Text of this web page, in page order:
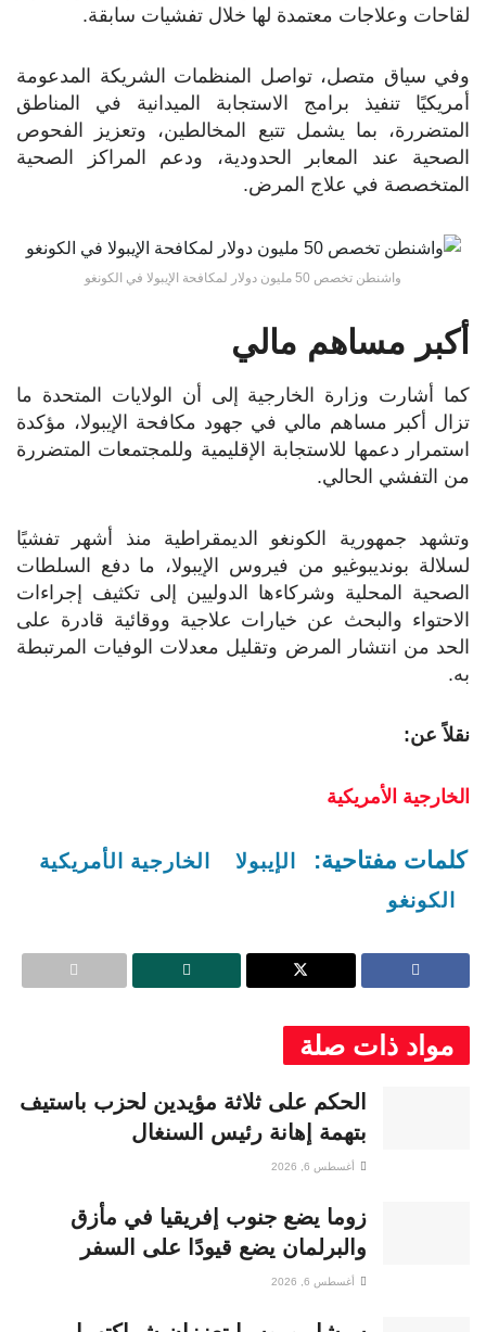
لقاحات وعلاجات معتمدة لها خلال تفشيات سابقة.
وفي سياق متصل، تواصل المنظمات الشريكة المدعومة
أمريكيًا تنفيذ برامج الاستجابة الميدانية في المناطق
المتضررة، بما يشمل تتبع المخالطين، وتعزيز الفحوص
الصحية عند المعابر الحدودية، ودعم المراكز الصحية
المتخصصة في علاج المرض.
واشنطن تخصص 50 مليون دولار لمكافحة الإيبولا في الكونغو
أكبر مساهم مالي
كما أشارت وزارة الخارجية إلى أن الولايات المتحدة ما
تزال أكبر مساهم مالي في جهود مكافحة الإيبولا، مؤكدة
استمرار دعمها للاستجابة الإقليمية وللمجتمعات المتضررة
من التفشي الحالي.
وتشهد جمهورية الكونغو الديمقراطية منذ أشهر تفشيًا
لسلالة بونديبوغيو من فيروس الإيبولا، ما دفع السلطات
الصحية المحلية وشركاءها الدوليين إلى تكثيف إجراءات
الاحتواء والبحث عن خيارات علاجية ووقائية قادرة على
الحد من انتشار المرض وتقليل معدلات الوفيات المرتبطة
به.
نقلاً عن:
الخارجية الأمريكية
كلمات مفتاحية: الإيبولا
الخارجية الأمريكية
الكونغو
مواد ذات صلة
الحكم على ثلاثة مؤيدين لحزب باستيف
بتهمة إهانة رئيس السنغال
أغسطس 6, 2026
زوما يضع جنوب إفريقيا في مأزق
والبرلمان يضع قيودًا على السفر
أغسطس 6, 2026